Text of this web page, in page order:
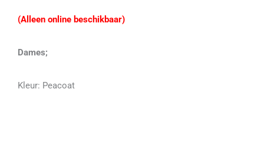
(Alleen online beschikbaar)
Dames;
Kleur: Peacoat